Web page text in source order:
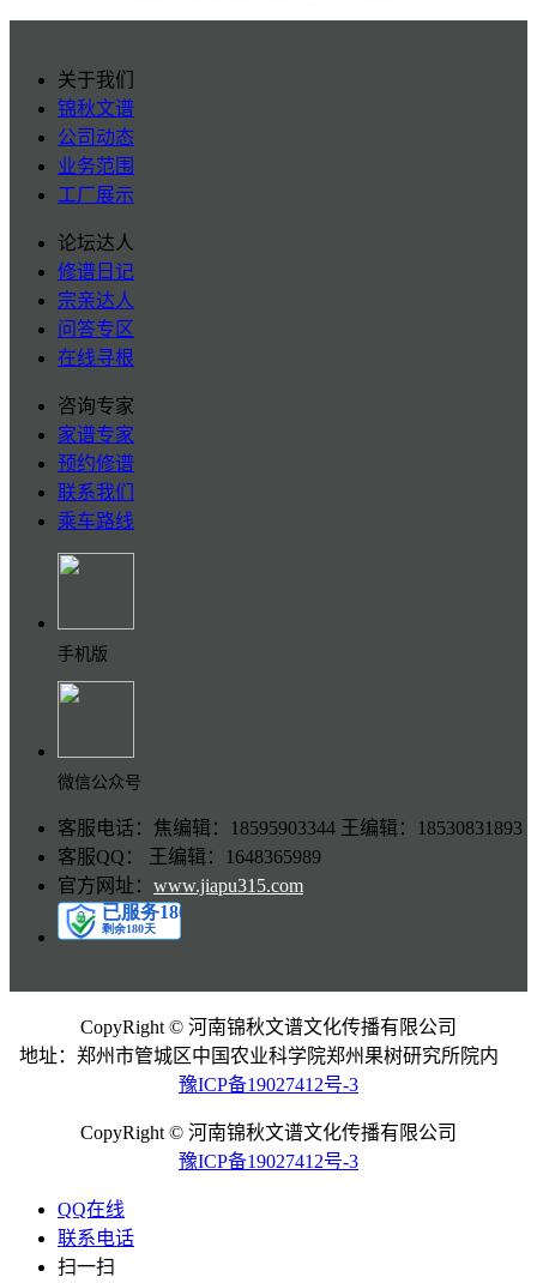
关于我们
锦秋文谱
公司动态
业务范围
工厂展示
论坛达人
修谱日记
宗亲达人
问答专区
在线寻根
咨询专家
家谱专家
预约修谱
联系我们
乘车路线
手机版
微信公众号
客服电话：焦编辑：18595903344 王编辑：18530831893
客服QQ： 王编辑：1648365989
官方网址： www.jiapu315.com
CopyRight © 河南锦秋文谱文化传播有限公司
地址：郑州市管城区中国农业科学院郑州果树研究所院内
豫ICP备19027412号-3
CopyRight © 河南锦秋文谱文化传播有限公司
豫ICP备19027412号-3
QQ在线
联系电话
扫一扫